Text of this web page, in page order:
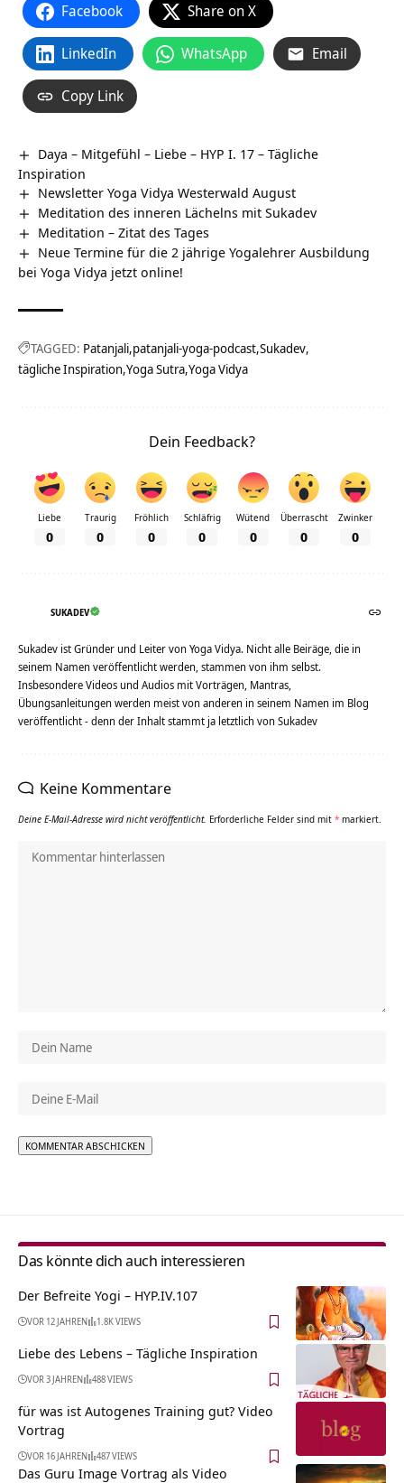
Facebook Share on X
LinkedIn WhatsApp Email
Copy Link
Daya – Mitgefühl – Liebe – HYP I. 17 – Tägliche
Inspiration
Newsletter Yoga Vidya Westerwald August
Meditation des inneren Lächelns mit Sukadev
Meditation – Zitat des Tages
Neue Termine für die 2 jährige Yogalehrer Ausbildung
bei Yoga Vidya jetzt online!
TAGGED: Patanjali patanjali-yoga-podcast Sukadev
tägliche Inspiration Yoga Sutra Yoga Vidya
Dein Feedback?
Liebe
0
Traurig
0
Fröhlich
0
Schläfrig
0
Wütend
0
Überrascht
0
Zwinker
0
SUKADEV
Sukadev ist Gründer und Leiter von Yoga Vidya. Nicht alle Beiräge, die in
seinem Namen veröffentlicht werden, stammen von ihm selbst.
Insbesondere Videos und Audios mit Vorträgen, Mantras,
Übungsanleitungen werden meist von anderen in seinem Namen im Blog
veröffentlicht - denn der Inhalt stammt ja letztlich von Sukadev
Keine Kommentare
Deine E-Mail-Adresse wird nicht veröffentlicht. Erforderliche Felder sind mit * markiert.
Das könnte dich auch interessieren
Der Befreite Yogi – HYP.IV.107
VOR 12 JAHREN 1.8K VIEWS
Liebe des Lebens – Tägliche Inspiration
VOR 3 JAHREN 488 VIEWS
für was ist Autogenes Training gut? Video
Vortrag
VOR 16 JAHREN 487 VIEWS
Das Guru Image Vortrag als Video